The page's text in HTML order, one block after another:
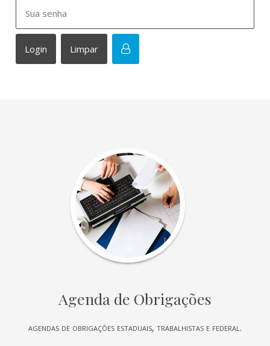
Login Limpar
Agenda de Obrigações
agendas de obrigações estaduais, trabalhistas e federal.